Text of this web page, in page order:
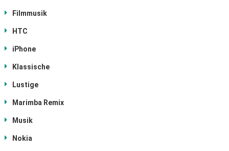
Filmmusik
HTC
iPhone
Klassische
Lustige
Marimba Remix
Musik
Nokia